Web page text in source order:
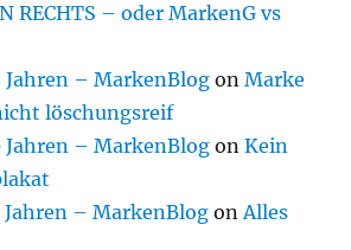
RECHTS – oder MarkenG vs
Jahren – MarkenBlog onMarke
löschungsreif
Jahren – MarkenBlog onKein
Jahren – MarkenBlog onAlles